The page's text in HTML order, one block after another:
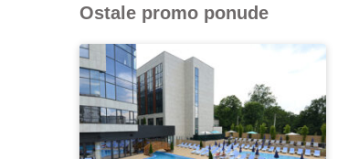
Ostale promo ponude